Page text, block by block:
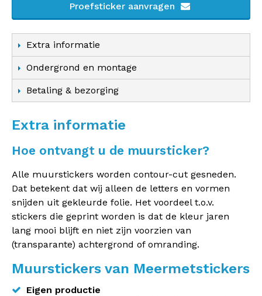
Proefsticker aanvragen
Extra informatie
Ondergrond en montage
Betaling & bezorging
Extra informatie
Hoe ontvangt u de muursticker?
Alle muurstickers worden contour-cut gesneden.
Dat betekent dat wij alleen de letters en vormen
snijden uit gekleurde folie. Het voordeel t.o.v.
stickers die geprint worden is dat de kleur jaren
lang mooi blijft en niet zijn voorzien van
(transparante) achtergrond of omranding.
Muurstickers van Meermetstickers
Eigen productie